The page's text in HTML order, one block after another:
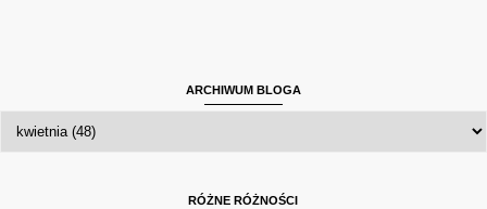
ARCHIWUM BLOGA
RÓŻNE RÓŻNOŚCI